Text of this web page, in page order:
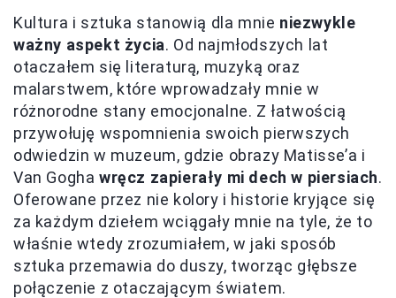
Kultura i sztuka stanowią dla mnie niezwykle
ważny aspekt życia. Od najmłodszych lat
otaczałem się literaturą, muzyką oraz
malarstwem, które wprowadzały mnie w
różnorodne stany emocjonalne. Z łatwością
przywołuję wspomnienia swoich pierwszych
odwiedzin w muzeum, gdzie obrazy Matisse’a i
Van Gogha wręcz zapierały mi dech w piersiach.
Oferowane przez nie kolory i historie kryjące się
za każdym dziełem wciągały mnie na tyle, że to
właśnie wtedy zrozumiałem, w jaki sposób
sztuka przemawia do duszy, tworząc głębsze
połączenie z otaczającym światem.